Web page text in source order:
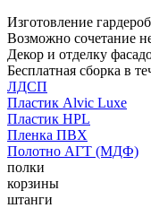
Изготовление
Возможно сочетание
Декор и отделку
Бесплатная сборка в
ЛДСП
Пластик Alvic Luxe
Пластик HPL
Пленка ПВХ
Полотно АГТ (МДФ)
полки
корзины
штанги